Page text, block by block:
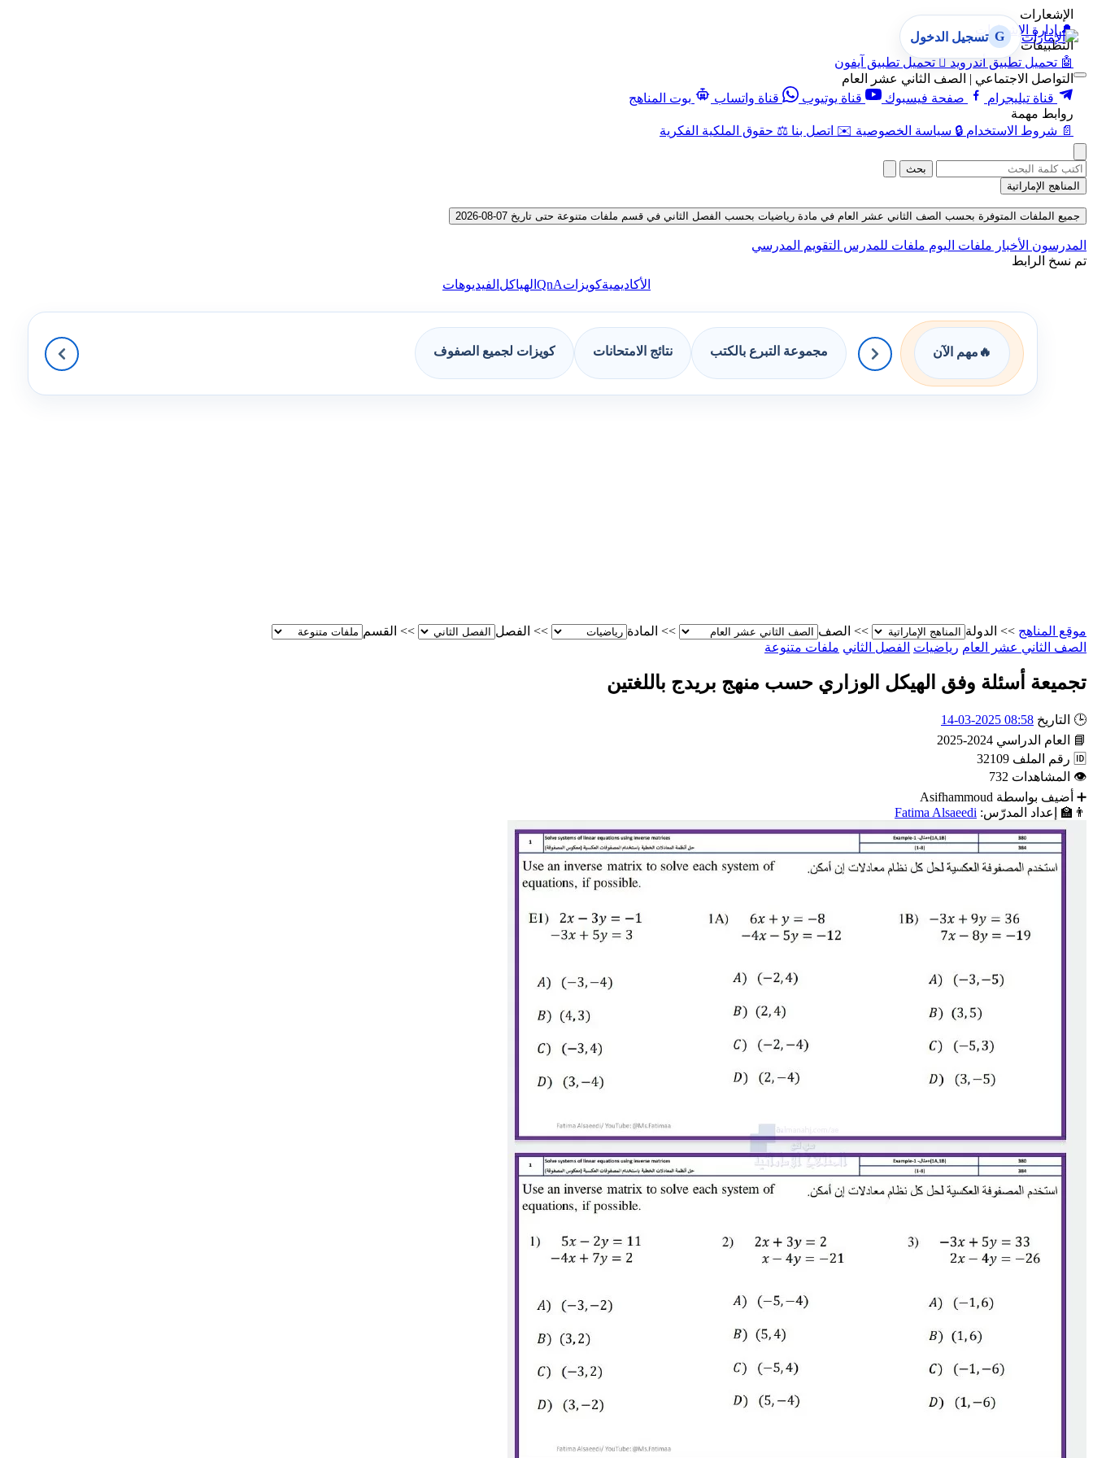
الإشعارات
🔔 إدارة الإشعارات
التطبيقات
🤖 تحميل تطبيق أندرويد  تحميل تطبيق آيفون
التواصل الاجتماعي | الصف الثاني عشر العام
قناة تيليجرام
صفحة فيسبوك قناة يوتيوب قناة واتساب
بوت المناهج
روابط مهمة
📄 شروط الاستخدام 🔒 سياسة الخصوصية ✉️ اتصل بنا ⚖️ حقوق الملكية الفكرية
G تسجيل الدخول
بحث
المناهج الإماراتية
جميع الملفات المتوفرة بحسب الصف الثاني عشر العام في مادة رياضيات بحسب الفصل الثاني في قسم ملفات متنوعة حتى تاريخ 07-08-2026
المدرسون الأخبار ملفات اليوم ملفات للمدرس التقويم المدرسي
تم نسخ الرابط
الأكاديميةكويزاتQnA الهياكل الفيديوهات
🔥 مهم الآن مجموعة التبرع بالكتب نتائج الامتحانات كويزات لجميع الصفوف
موقع المناهج >> الدولة >> الصف >> المادة >> الفصل >> القسم
الصف الثاني عشر العام رياضيات الفصل الثاني ملفات متنوعة
تجميعة أسئلة وفق الهيكل الوزاري حسب منهج بريدج باللغتين
🕒 التاريخ 08:58 2025-03-14
📘
العام الدراسي 2024-2025
🆔 رقم الملف 32109
👁 المشاهدات 732
➕ أضيف بواسطة Asifhammoud
👨‍🏫
إعداد المدرّس: Fatima Alsaeedi